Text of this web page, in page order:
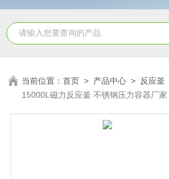
当前位置：首页 > 产品中心 > 反应釜
15000L磁力反应釜 不锈钢压力容器厂家